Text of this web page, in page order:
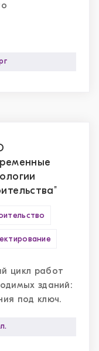
цикл работ
зданий:
под ключ.